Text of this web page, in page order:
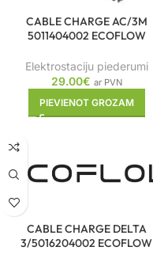
CABLE CHARGE AC/3M
5011404002 ECOFLOW
Elektrostaciju piederumi
29.00€ ar PVN
PIEVIENOT GROZAM
CABLE CHARGE DELTA
3/5016204002 ECOFLOW